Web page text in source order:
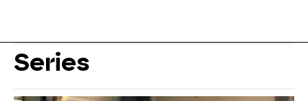
Series